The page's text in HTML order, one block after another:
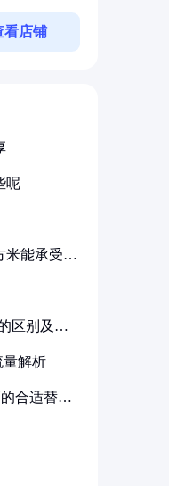
看店铺
呢
米能承受多
区别及其
量解析
合适替代